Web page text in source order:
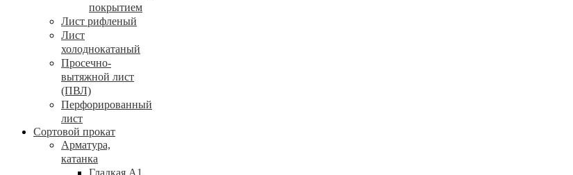
покрытием
Лист рифленый
Лист
холоднокатаный
Просечно-
вытяжной лист
(ПВЛ)
Перфорированный
лист
Сортовой прокат
Арматура,
катанка
Гладкая А1